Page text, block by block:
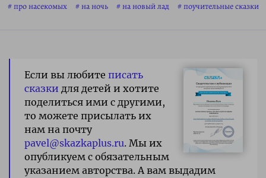
про насекомых на ночь на новый лад поучительные сказки
Если вы любите писать
сказки для детей и хотите
поделиться ими с другими,
то можете присылать их
нам на почту
pavel@skazkaplus.ru. Мы их
опубликуем с обязательным
указанием авторства. А вам выдадим